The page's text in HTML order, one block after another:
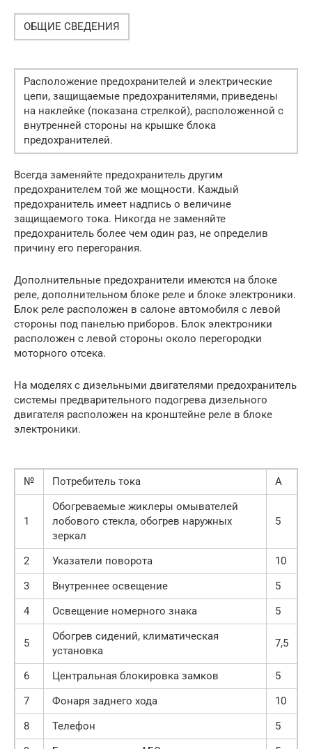
ОБЩИЕ СВЕДЕНИЯ
Расположение предохранителей и электрические
цепи, защищаемые предохранителями, приведены
на наклейке (показана стрелкой), расположенной с
внутренней стороны на крышке блока
предохранителей.
Всегда заменяйте предохранитель другим
предохранителем той же мощности. Каждый
предохранитель имеет надпись о величине
защищаемого тока. Никогда не заменяйте
предохранитель более чем один раз, не определив
причину его перегорания.
Дополнительные предохранители имеются на блоке
реле, дополнительном блоке реле и блоке электроники.
Блок реле расположен в салоне автомобиля с левой
стороны под панелью приборов. Блок электроники
расположен с левой стороны около перегородки
моторного отсека.
На моделях с дизельными двигателями предохранитель
системы предварительного подогрева дизельного
двигателя расположен на кронштейне реле в блоке
электроники.
№ Потребитель тока А
1
Обогреваемые жиклеры омывателей
лобового стекла, обогрев наружных
зеркал
5
2 Указатели поворота
10
3
Внутреннее освещение
5
4
Освещение номерного знака 5
5
Обогрев сидений, климатическая
установка
7,5
6 Центральная блокировка замков
5
7
Фонаря заднего хода
10
8
Телефон
5